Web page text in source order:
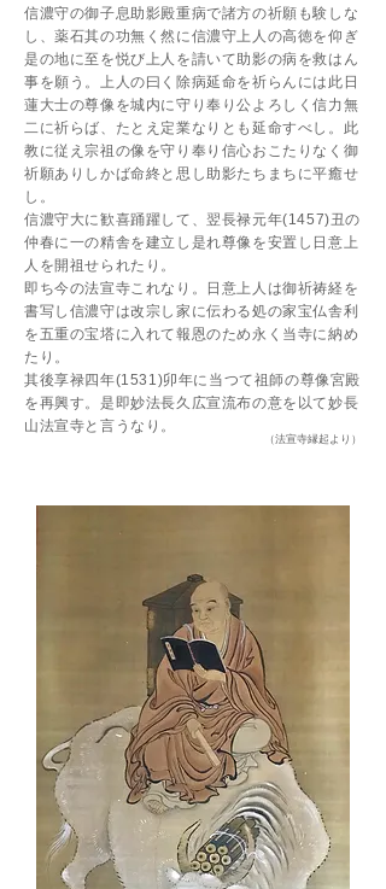
信濃守の御子息助影殿重病で諸方の祈願も験しな
し、薬石其の功無く然に信濃守上人の高徳を仰ぎ
是の地に至を悦び上人を請いて助影の病を救はん
事を願う。上人の曰く除病延命を祈らんには此日
蓮大士の尊像を城内に守り奉り公よろしく信力無
二に祈らば、たとえ定業なりとも延命すべし。此
教に従え宗祖の像を守り奉り信心おこたりなく御
祈願ありしかば命終と思し助影たちまちに平癒せ
し。
信濃守大に歓喜踊躍して、翌長禄元年(1457)丑の
仲春に一の精舎を建立し是れ尊像を安置し日意上
人を開祖せられたり。
即ち今の法宣寺これなり。日意上人は御祈祷経を
書写し信濃守は改宗し家に伝わる処の家宝仏舎利
を五重の宝塔に入れて報恩のため永く当寺に納め
たり。
其後享禄四年(1531)卯年に当つて祖師の尊像宮殿
を再興す。是即妙法長久広宣流布の意を以て妙長
山法宣寺と言うなり。
​（法宣寺縁起より）